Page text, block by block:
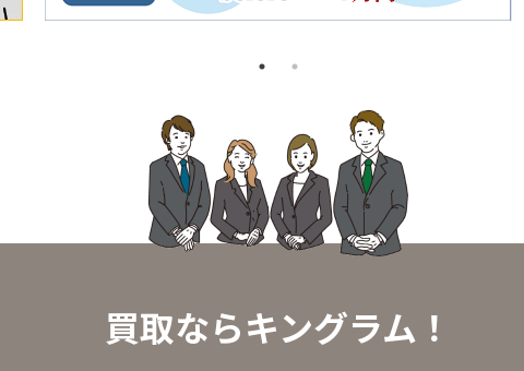
買取ならキングラム！